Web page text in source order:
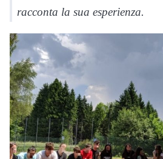
racconta la sua esperienza.